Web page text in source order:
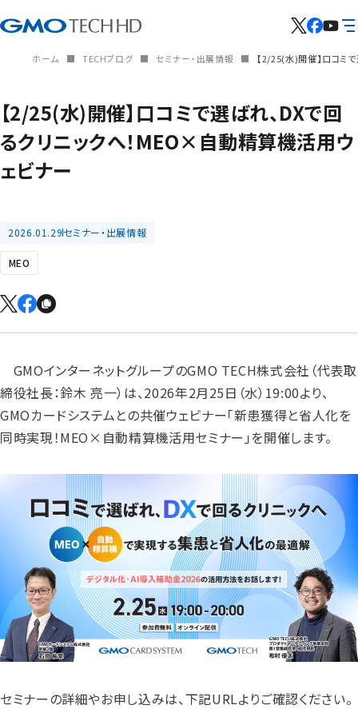
ホーム TECHブログ セミナー・出展情報 【2/25(水)開催】口コミ
【2/25(水)開催】口コミで選ばれ、DXで回
るクリニックへ！MEO×自動精算機活用ウ
ェビナー
2026.01.29セミナー・出展情報
MEO
GMOインターネットグループのGMO TECH株式会社（代表取
締役社長：鈴木 亮一）は、2026年2月25日（水）19:00より、
GMOカードシステムとの共催ウェビナー「新患獲得と省人化を
同時実現！MEO×自動精算機活用セミナー」を開催します。
セミナーの詳細やお申し込みは、下記URLよりご確認ください。